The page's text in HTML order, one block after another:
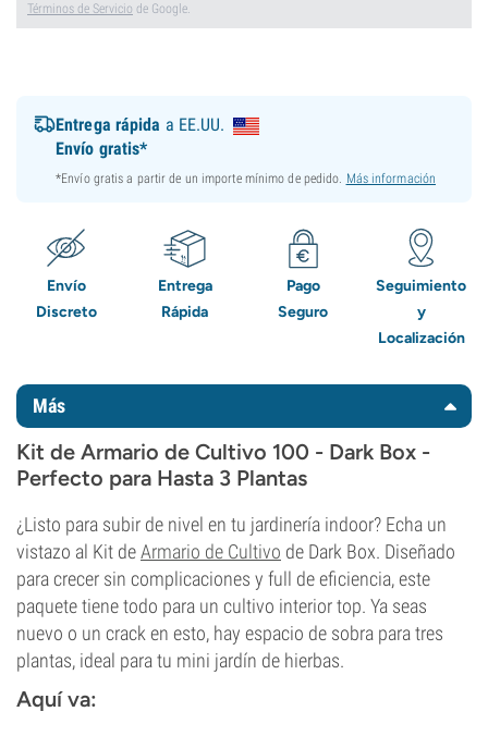
Términos de Servicio de Google.
Entrega rápida a EE.UU.
Envío gratis*
*Envío gratis a partir de un importe mínimo de pedido. Más información
Envío
Discreto
Entrega
Rápida
Pago
Seguro
Seguimiento
y
Localización
Más
Kit de Armario de Cultivo 100 - Dark Box -
Perfecto para Hasta 3 Plantas
¿Listo para subir de nivel en tu jardinería indoor? Echa un
vistazo al Kit deArmario de Cultivo de Dark Box. Diseñado
para crecer sin complicaciones y full de eficiencia, este
paquete tiene todo para un cultivo interior top. Ya seas
nuevo o un crack en esto, hay espacio de sobra para tres
plantas, ideal para tu mini jardín de hierbas.
Aquí va: